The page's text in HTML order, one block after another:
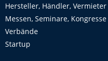
Hersteller, Händler, Vermieter
Messen, Seminare, Kongresse
Verbände
Startup